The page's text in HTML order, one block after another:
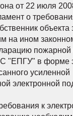
от 22 июля
о
на ином
пожарной
"ЕПГУ" в форме
усиленной
электронной
к